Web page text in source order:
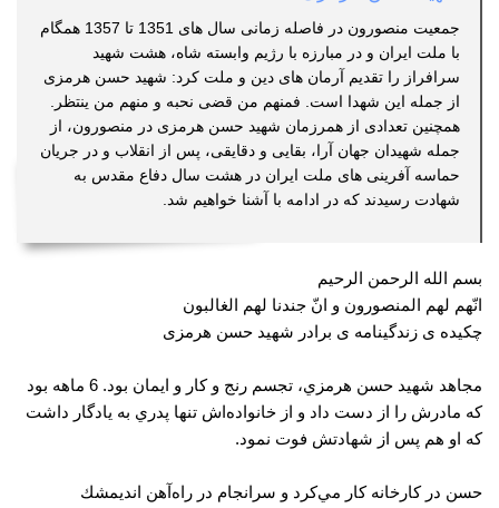
جمعیت منصورون در فاصله زمانی سال های 1351 تا 1357 همگام
با ملت ایران و در مبارزه با رژیم وابسته شاه، هشت شهید
سرافراز را تقدیم آرمان های دین و ملت کرد: شهید حسن هرمزی
از جمله این شهدا است. فمنهم من قضی نحبه و منهم من ینتظر.
همچنین تعدادی از همرزمان شهید حسن هرمزی در منصورون، از
جمله شهیدان جهان آرا، بقایی و دقایقی، پس از انقلاب و در جریان
حماسه آفرینی های ملت ایران در هشت سال دفاع مقدس به
شهادت رسیدند که در ادامه با آشنا خواهیم شد.
بسم الله الرحمن الرحیم
انّهم لهم المنصورون و انّ جندنا لهم الغالبون
چکیده ی زندگینامه ی برادر شهید حسن هرمزی
مجاهد شهيد حسن هرمزي، تجسم رنج و كار و ايمان بود. 6 ماهه بود
كه مادرش را از دست داد و از خانواده‌اش تنها پدري به يادگار داشت
كه او هم پس از شهادتش فوت نمود.
حسن در كارخانه كار مي‌كرد و سرانجام در راه‌آهن انديمشك